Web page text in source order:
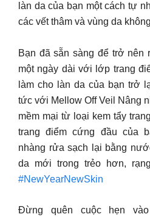
làn da của bạn một cách tự
các vết thâm và vùng da
Bạn đã sẵn sàng để trở nên
một ngày dài với lớp trang
làm cho làn da của bạn trở
tức với Mellow Off Veil Nâng
mềm mại từ loại kem tẩy
trang điểm cứng đầu của
nhàng rửa sạch lại bằng
da mới trong trẻo hơn,
#NewYearNewSkin
Đừng quên cuộc hẹn